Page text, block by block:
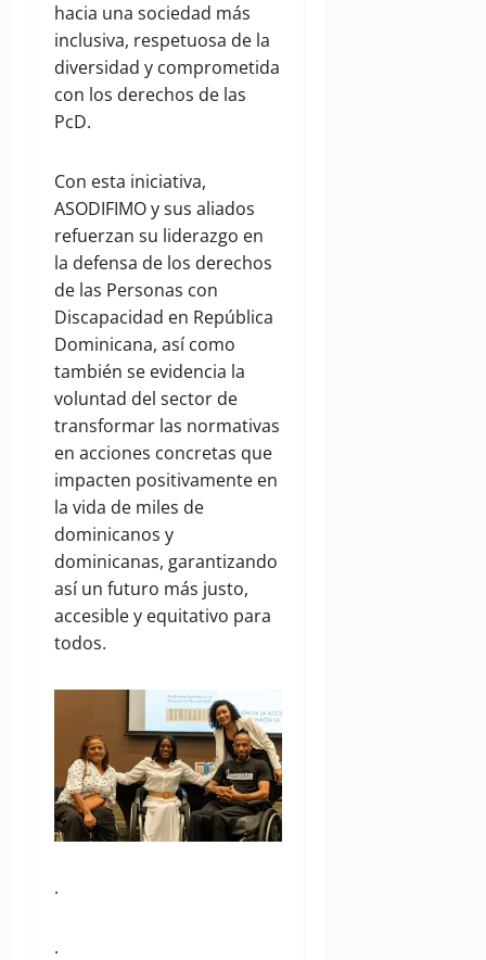
hacia una sociedad más
inclusiva, respetuosa de la
diversidad y comprometida
con los derechos de las
PcD.
Con esta iniciativa,
ASODIFIMO y sus aliados
refuerzan su liderazgo en
la defensa de los derechos
de las Personas con
Discapacidad en República
Dominicana, así como
también se evidencia la
voluntad del sector de
transformar las normativas
en acciones concretas que
impacten positivamente en
la vida de miles de
dominicanos y
dominicanas, garantizando
así un futuro más justo,
accesible y equitativo para
todos.
.
.